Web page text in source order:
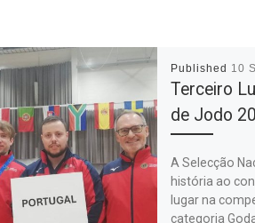
Published 10
Terceiro
de Jodo
A Selecção
história ao
lugar na
categoria